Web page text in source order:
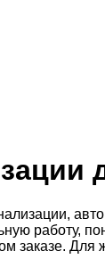
работу,
заказе.